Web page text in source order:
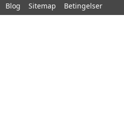
Blog Sitemap Betingelser